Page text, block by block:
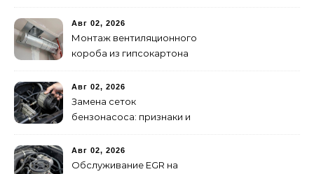
Авг 02, 2026
Монтаж вентиляционного
короба из гипсокартона
Авг 02, 2026
Замена сеток
бензонасоса: признаки и
Авг 02, 2026
Обслуживание EGR на